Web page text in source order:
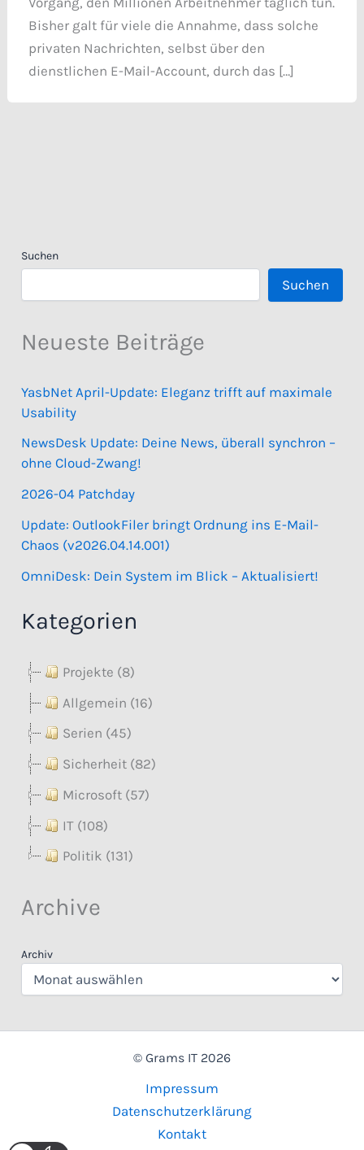
Bisher galt für viele die Annahme, dass solche
privaten Nachrichten, selbst über den
dienstlichen E-Mail-Account, durch das […]
Suchen
Suchen
Neueste Beiträge
YasbNet April-Update: Eleganz trifft auf maximale
Usability
NewsDesk Update: Deine News, überall synchron –
ohne Cloud-Zwang!
2026-04 Patchday
Update: OutlookFiler bringt Ordnung ins E-Mail-
Chaos (v2026.04.14.001)
OmniDesk: Dein System im Blick – Aktualisiert!
Kategorien
Projekte (8)
Allgemein (16)
Serien (45)
Sicherheit (82)
Microsoft (57)
IT (108)
Politik (131)
Archive
Archiv
© Grams IT 2026
Impressum
Datenschutzerklärung
Kontakt